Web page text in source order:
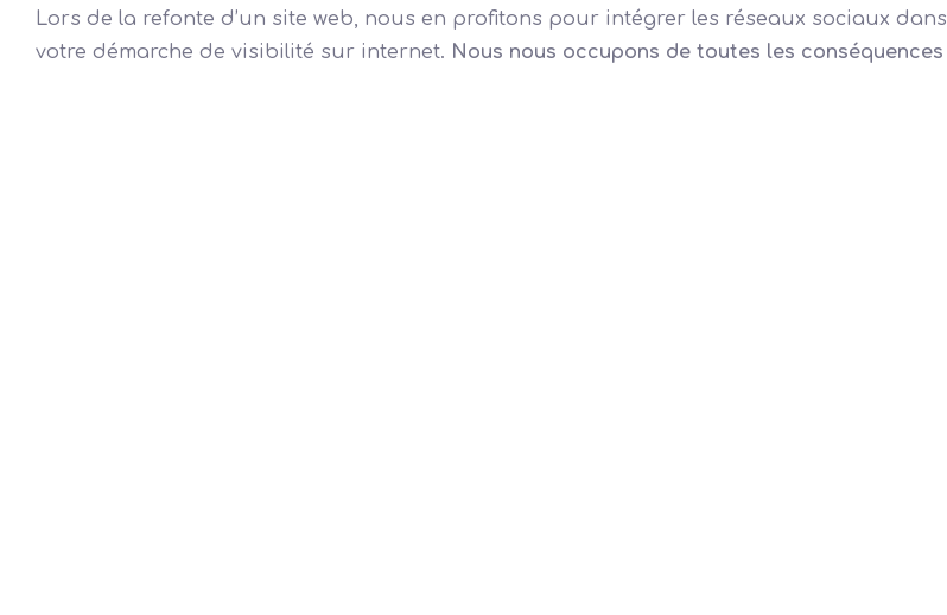
Lors de la refonte d’un site web, nous en profitons pour intégrer les réseaux sociaux dans
votre démarche de visibilité sur internet. Nous nous occupons de toutes les conséquences